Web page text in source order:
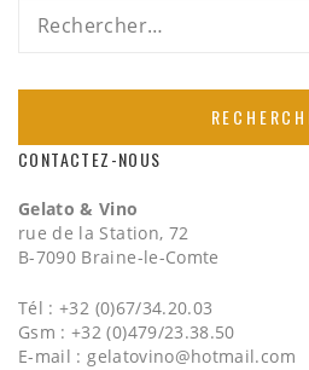
Rechercher :
CONTACTEZ-NOUS
Gelato & Vino
rue de la Station, 72
B-7090 Braine-le-Comte
Tél : +32 (0)67/34.20.03
Gsm : +32 (0)479/23.38.50
E-mail :gelatovino@hotmail.com